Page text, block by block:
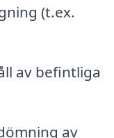
(t.ex.
av befintliga
av